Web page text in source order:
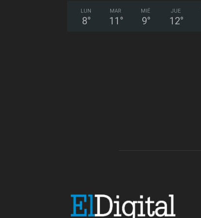
LUN
8°
MAR
11 °
MIÉ
9°
JUE
12°